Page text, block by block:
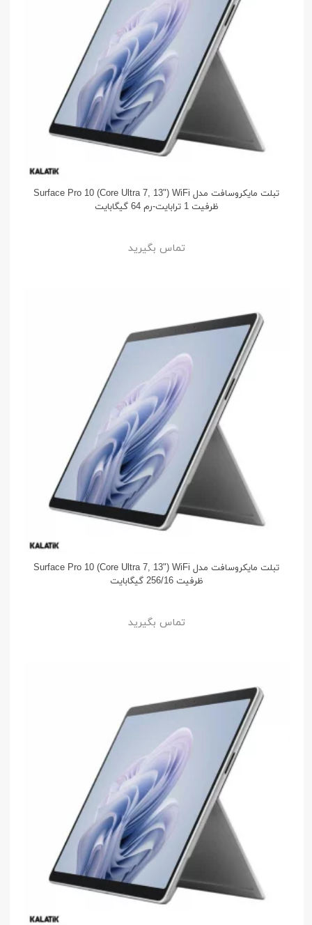
تبلت مایکروسافت مدل Surface Pro 10 (Core Ultra 7, 13") WiFi
ظرفیت 1 ترابایت-رم 64 گیگابایت
تماس بگیرید
تبلت مایکروسافت مدل Surface Pro 10 (Core Ultra 7, 13") WiFi
ظرفیت 256/16 گیگابایت
تماس بگیرید